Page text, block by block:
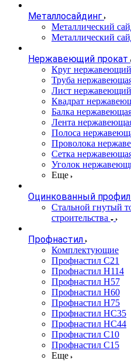
Металлосайдинг
Металлический
Металлический
Нержавеющий прокат
Круг нержавеющий
Труба
Лист нержавеющий
Квадрат
Балка
Лента
Полоса
Проволока
Сетка
Уголок
Еще
Оцинкованный
Стальной гнутый
строительства
Профнастил
Комплектующие
Профнастил C21
Профнастил Н114
Профнастил Н57
Профнастил Н60
Профнастил Н75
Профнастил НС35
Профнастил НС44
Профнастил С10
Профнастил С15
Еще